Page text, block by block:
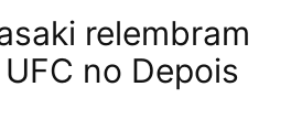
relembram
no Depois